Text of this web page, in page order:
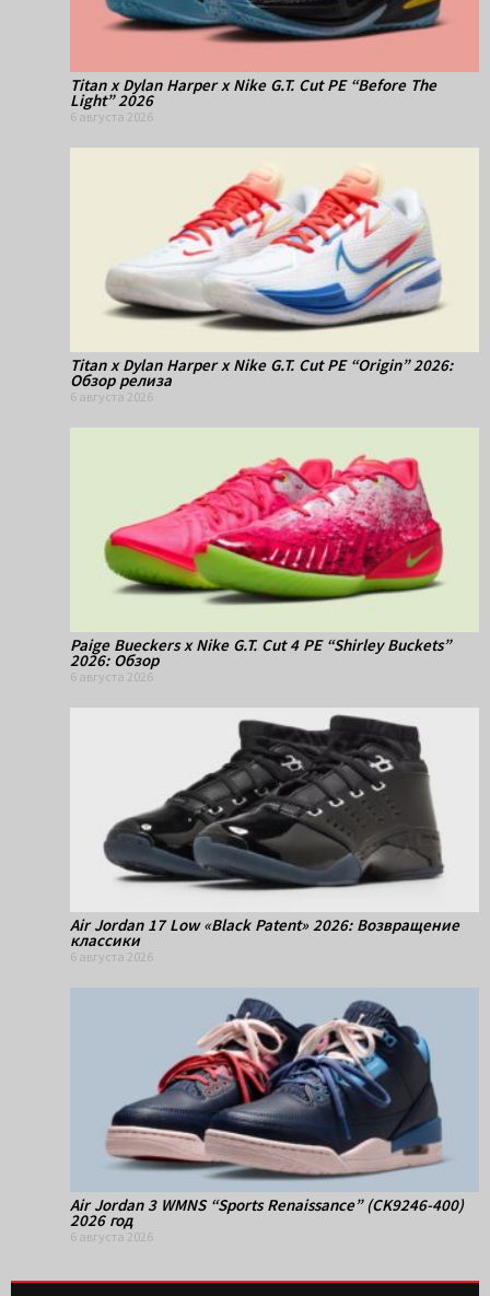
Titan x Dylan Harper x Nike G.T. Cut PE “Before The
Light” 2026
6 августа 2026
Titan x Dylan Harper x Nike G.T. Cut PE “Origin” 2026:
Обзор релиза
6 августа 2026
Paige Bueckers x Nike G.T. Cut 4 PE “Shirley Buckets”
2026: Обзор
6 августа 2026
Air Jordan 17 Low «Black Patent» 2026: Возвращение
классики
6 августа 2026
Air Jordan 3 WMNS “Sports Renaissance” (CK9246-400)
2026 год
6 августа 2026